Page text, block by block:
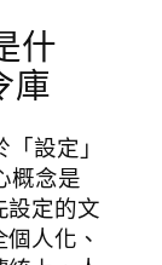
什
庫
設定」
概念是
設定的文
人化、